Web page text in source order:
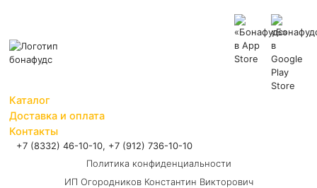
Каталог
Доставка и оплата
Контакты
+7 (8332) 46-10-10, +7 (912) 736-10-10
Политика конфиденциальности
ИП Огородников Константин Викторович